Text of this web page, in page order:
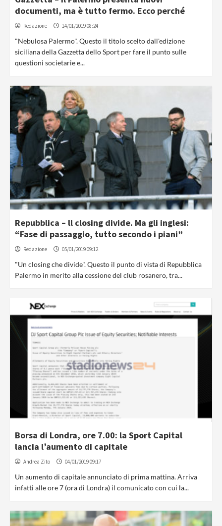
documenti, ma è tutto fermo. Ecco perché
Redazione 14/01/2019 08:24
"Nebulosa Palermo". Questo il titolo scelto dall'edizione
siciliana della Gazzetta dello Sport per fare il punto sulle
questioni societarie e...
Repubblica – ll closing divide. Ma gli inglesi:
“Fase di passaggio, tutto secondo i piani”
Redazione 05/01/2019 09:12
"Un closing che divide". Questo il punto di vista di Repubblica
Palermo in merito alla cessione del club rosanero, tra...
Borsa di Londra, ore 7.00: la Sport Capital
lancia l’aumento di capitale
Andrea Zito 04/01/2019 09:17
Un aumento di capitale annunciato di prima mattina. Arriva
infatti alle ore 7 (ora di Londra) il comunicato con cui la...